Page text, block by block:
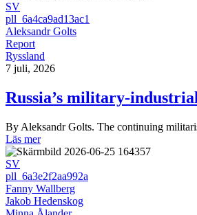
SV
pll_6a4ca9ad13ac1
Aleksandr Golts
Report
Ryssland
7 juli, 2026
Russia’s military-
By Aleksandr Golts. The continuing
Läs mer
SV
pll_6a3e2f2aa992a
Fanny Wallberg
Jakob Hedenskog